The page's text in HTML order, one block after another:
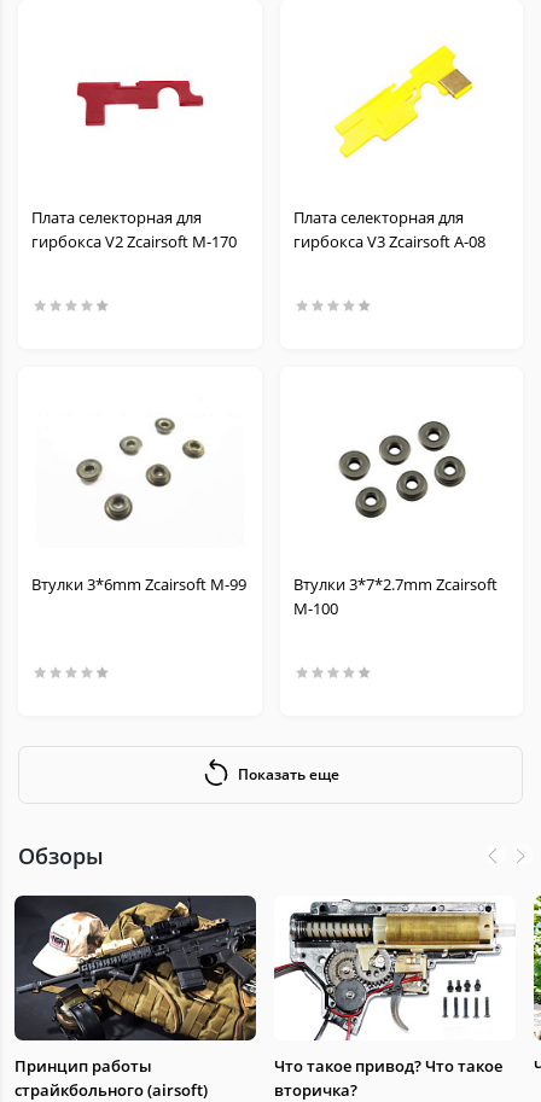
Плата селекторная для
гирбокса V2 Zcairsoft M-170
Плата селекторная для
гирбокса V3 Zcairsoft A-08
Втулки 3*6mm Zcairsoft M-99
Втулки 3*7*2.7mm Zcairsoft
M-100
Показать еще
Обзоры
Принцип работы
страйкбольного (airsoft)
Что такое привод? Что такое
вторичка?